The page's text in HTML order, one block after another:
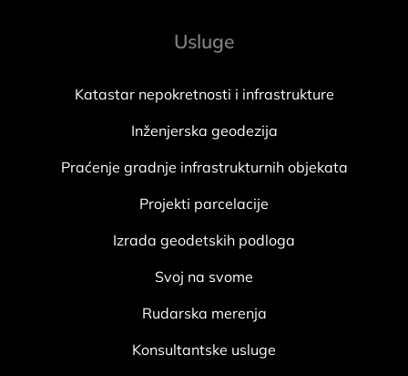
Usluge
Katastar nepokretnosti i infrastrukture
Inženjerska geodezija
Praćenje gradnje infrastrukturnih objekata
Projekti parcelacije
Izrada geodetskih podloga
Svoj na svome
Rudarska merenja
Konsultantske usluge